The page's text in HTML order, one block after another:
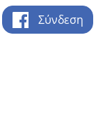
Σύνδεση